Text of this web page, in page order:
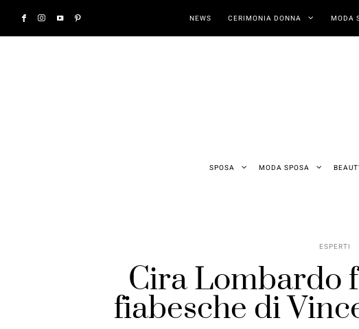
NEWS CERIMONIA DONNA MODA
SPOSA MODA SPOSA
ESPERTI
Cira Lombardo
fiabesche di